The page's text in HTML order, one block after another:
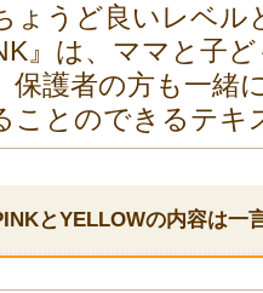
ょうど良いレベル
』は、ママと子
保護者の方も一緒
ことのできるテキ
とYELLOWの内容は一